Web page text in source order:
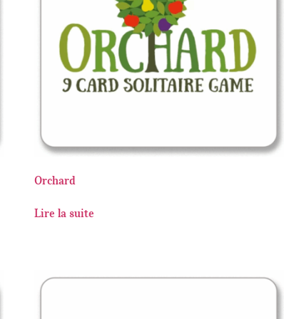
Orchard
Lire la suite